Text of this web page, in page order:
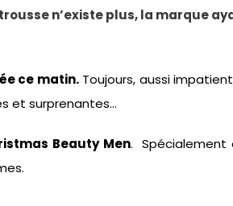
n’existe plus, la marque
ce matin.Toujours, aussi
et surprenantes…
Beauty Men. Spécialement